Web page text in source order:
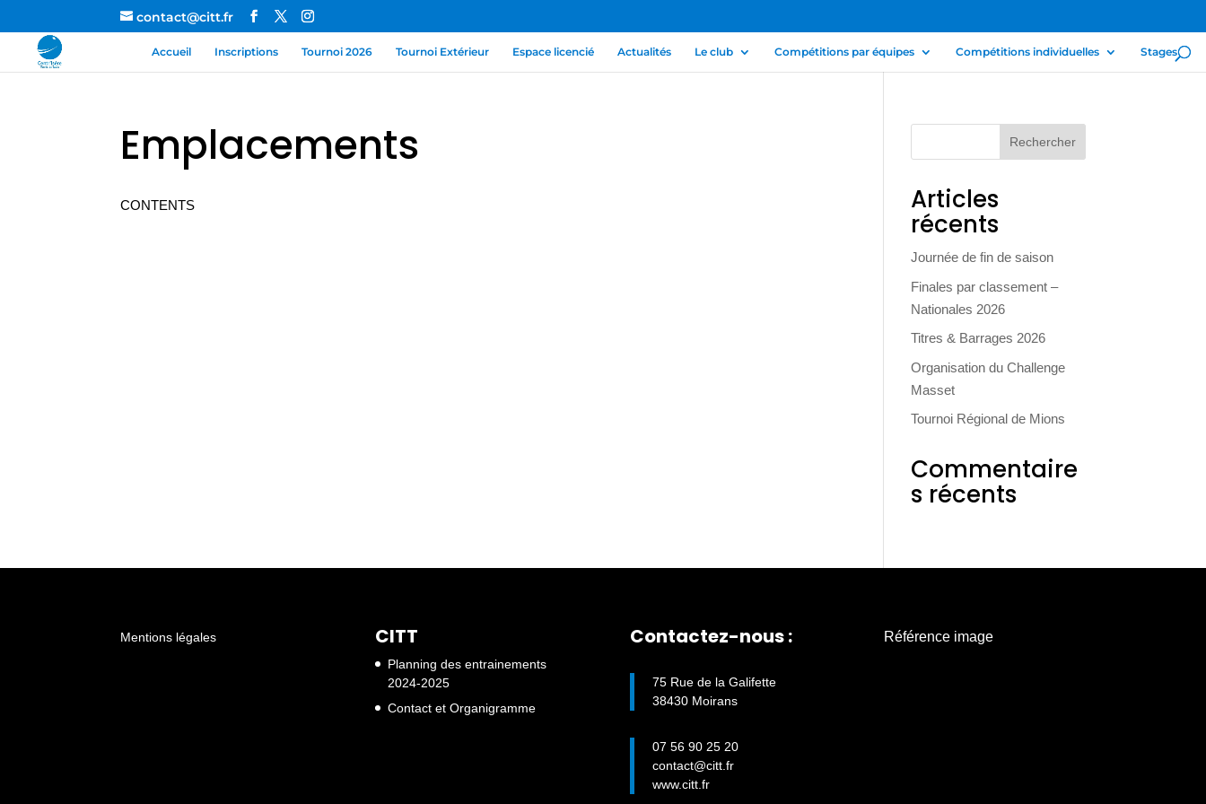
contact@citt.fr
Accueil Inscriptions Tournoi 2026 Tournoi Extérieur Espace licencié Actualités Le club Compétitions par équipes Compétitions individuelles Stages
Emplacements
CONTENTS Articles
récents
Journée de fin de saison
Finales par classement –
Nationales 2026
Titres & Barrages 2026
Organisation du Challenge
Masset
Tournoi Régional de Mions
Commentaire
s récents
Mentions légales CITT
Planning des entrainements
2024-2025
Contact et Organigramme
Contactez-nous :
75 Rue de la Galifette
38430 Moirans
07 56 90 25 20
contact@citt.fr
www.citt.fr
Référence image